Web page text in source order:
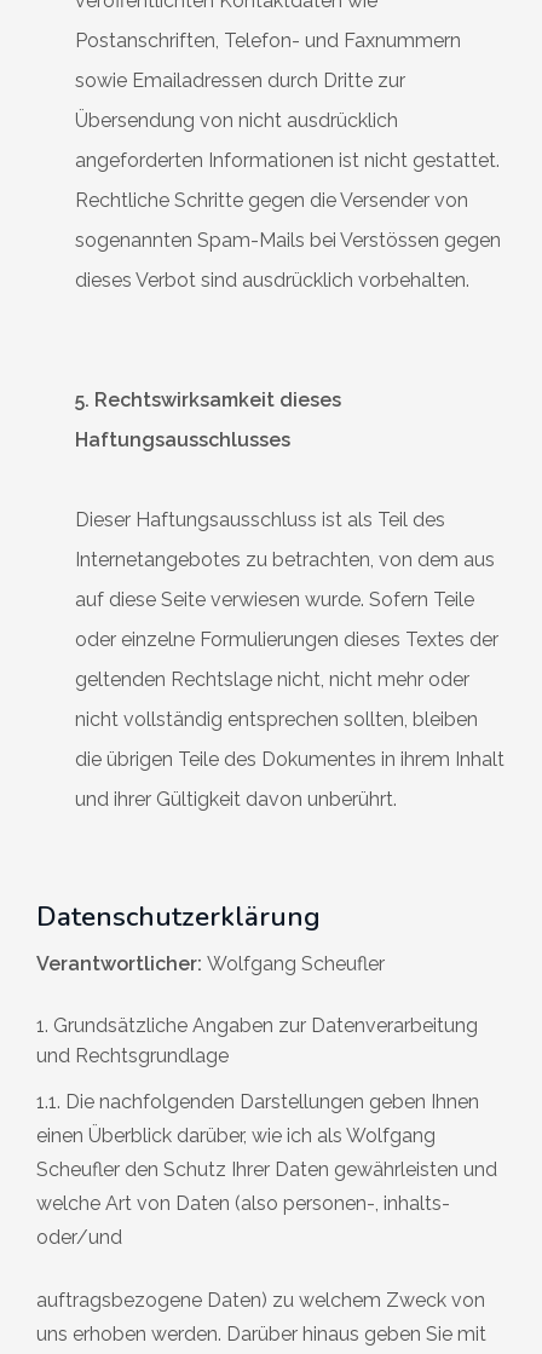
Postanschriften, Telefon- und Faxnummern
sowie Emailadressen durch Dritte zur
Übersendung von nicht ausdrücklich
angeforderten Informationen ist nicht gestattet.
Rechtliche Schritte gegen die Versender von
sogenannten Spam-Mails bei Verstössen gegen
dieses Verbot sind ausdrücklich vorbehalten.
5. Rechtswirksamkeit dieses
Haftungsausschlusses
Dieser Haftungsausschluss ist als Teil des
Internetangebotes zu betrachten, von dem aus
auf diese Seite verwiesen wurde. Sofern Teile
oder einzelne Formulierungen dieses Textes der
geltenden Rechtslage nicht, nicht mehr oder
nicht vollständig entsprechen sollten, bleiben
die übrigen Teile des Dokumentes in ihrem Inhalt
und ihrer Gültigkeit davon unberührt.
Datenschutzerklärung
Verantwortlicher: Wolfgang Scheufler
1. Grundsätzliche Angaben zur Datenverarbeitung
und Rechtsgrundlage
1.1. Die nachfolgenden Darstellungen geben Ihnen
einen Überblick darüber, wie ich als Wolfgang
Scheufler den Schutz Ihrer Daten gewährleisten und
welche Art von Daten (also personen-, inhalts-
oder/und
auftragsbezogene Daten) zu welchem Zweck von
uns erhoben werden. Darüber hinaus geben Sie mit